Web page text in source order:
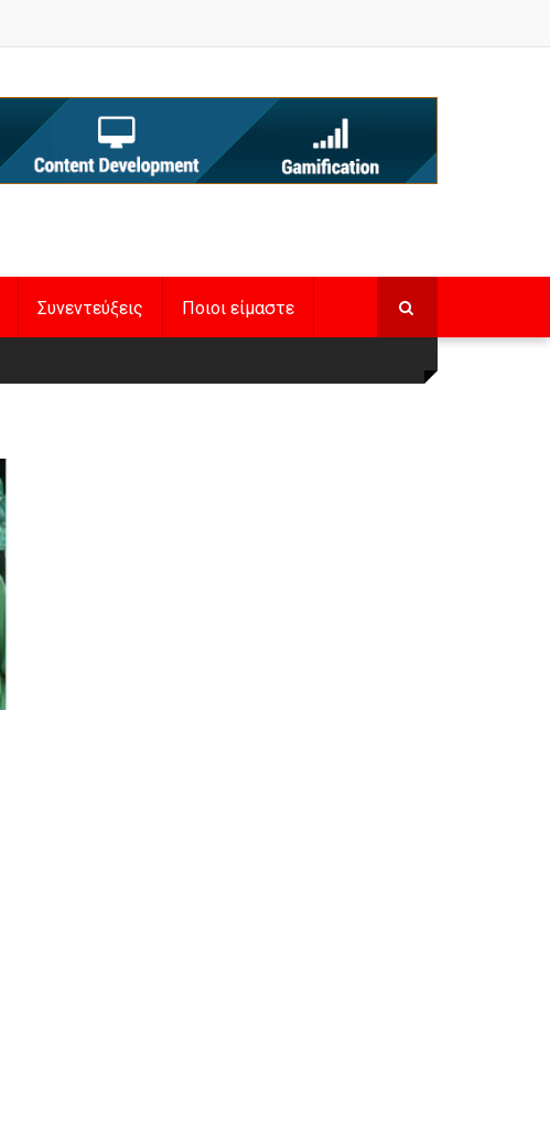
Συνεντεύξεις Ποιοι είμαστε